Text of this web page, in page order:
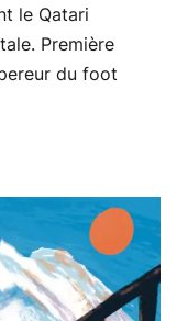
le Qatari
Première
du foot